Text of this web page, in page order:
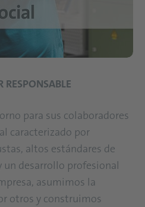
para sus colaboradores
caracterizado por
altos estándares de
un desarrollo profesional
asumimos la
otros y construimos